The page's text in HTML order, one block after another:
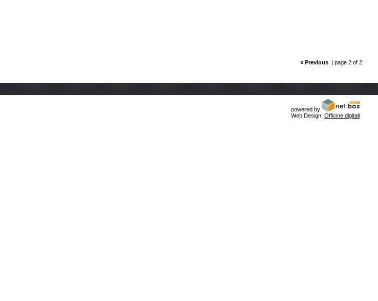
« Previous| page 2 of 2
powered by
Web Design: Officine digitali